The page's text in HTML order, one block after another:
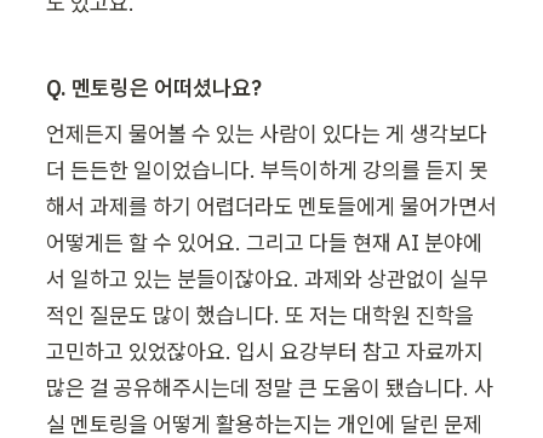
Q. 멘토링은 어떠셨나요?
언제든지 물어볼 수 있는 사람이 있다는 게 생각보다
더 든든한 일이었습니다. 부득이하게 강의를 듣지 못
해서 과제를 하기 어렵더라도 멘토들에게 물어가면서
어떻게든 할 수 있어요. 그리고 다들 현재 AI 분야에
서 일하고 있는 분들이잖아요. 과제와 상관없이 실무
적인 질문도 많이 했습니다. 또 저는 대학원 진학을
고민하고 있었잖아요. 입시 요강부터 참고 자료까지
많은 걸 공유해주시는데 정말 큰 도움이 됐습니다. 사
실 멘토링을 어떻게 활용하는지는 개인에 달린 문제